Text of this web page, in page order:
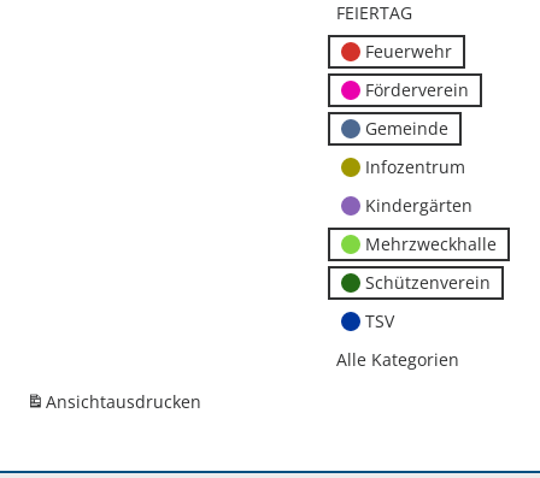
FEIERTAG
Feuerwehr
Förderverein
Gemeinde
Infozentrum
Kindergärten
Mehrzweckhalle
Schützenverein
TSV
Alle Kategorien
Ansichtausdrucken